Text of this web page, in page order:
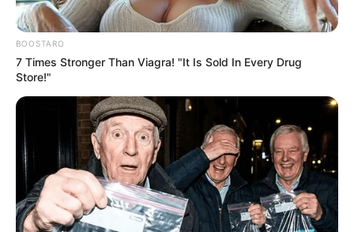
BOOSTARO
7 Times Stronger Than Viagra! "It Is Sold In Every Drug
Store!"